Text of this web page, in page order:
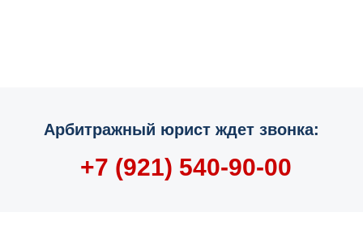
Арбитражный юрист ждет звонка:
+7 (921) 540-90-00